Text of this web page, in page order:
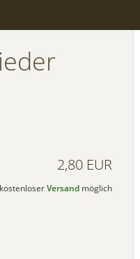
2,80 EUR
Versandmöglich